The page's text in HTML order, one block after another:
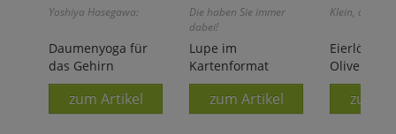
Yoshiya Hasegawa:
Daumenyoga für
das Gehirn
zum Artikel
Die haben Sie immer
dabei!
Lupe im
Kartenformat
zum Artikel
Klein, aber
Eierlöffel
Olivenholz
zum